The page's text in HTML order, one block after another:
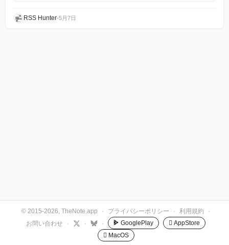
RSS Hunter•5月7日
© 2015-2026, TheNote.app · プライバシーポリシー · 利用規約
·
お問い合わせ
· · · GooglePlay
 AppStore
 MacOS